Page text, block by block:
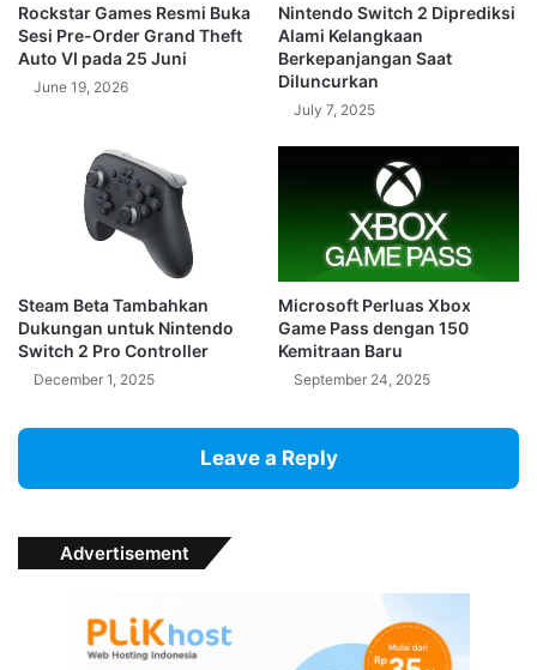
Rockstar Games Resmi Buka
Sesi Pre-Order Grand Theft
Auto VI pada 25 Juni
June 19, 2026
Nintendo Switch 2 Diprediksi
Alami Kelangkaan
Berkepanjangan Saat
Diluncurkan
July 7, 2025
Steam Beta Tambahkan
Dukungan untuk Nintendo
Switch 2 Pro Controller
December 1, 2025
Microsoft Perluas Xbox
Game Pass dengan 150
Kemitraan Baru
September 24, 2025
Leave a Reply
Advertisement